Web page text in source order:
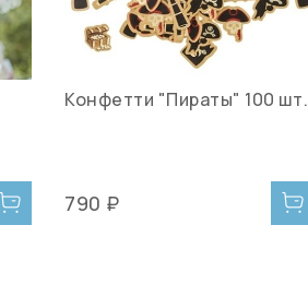
Конфетти "Пираты" 100 шт.
790 ₽